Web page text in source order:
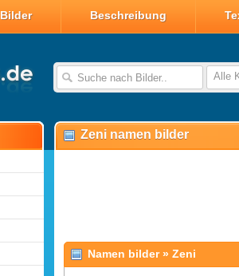
Bilder Beschreibung
Alle
Zeni namen bilder
Namen bilder» Zeni